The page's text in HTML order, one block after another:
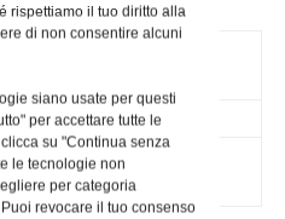
rispettiamo il tuo diritto alla
di non consentire alcuni
siano usate per questi
per accettare tutte le
su "Continua senza
le tecnologie non
per categoria
revocare il tuo consenso
Sito WEB
Note